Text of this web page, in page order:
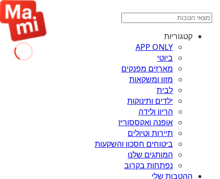
קטגוריות
APP ONLY
ביוטי
מארזים מפנקים
מזון ומשקאות
לבית
ילדים ותינוקות
הריון ולידה
אופנה ואקססוריז
תיירות וטיולים
ביטוחים חסכון והשקעות
המותגים שלנו
נפתחות בקרוב
ההטבות שלי